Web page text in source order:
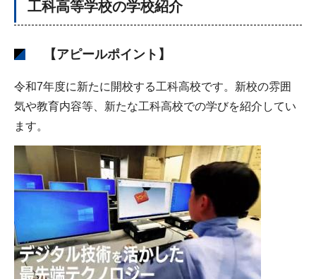
工科高等学校の学校紹介
【アピールポイント】
令和7年度に新たに開校する工科高校です。新校の雰囲
気や教育内容等、新たな工科高校での学びを紹介してい
ます。